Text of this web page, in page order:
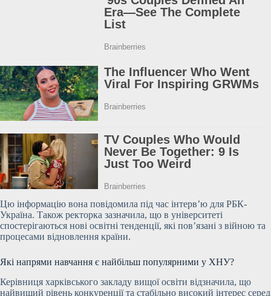
Цю інформацію вона повідомила під час інтерв’ю для РБК-
Україна. Також ректорка зазначила, що в університеті
спостерігаються нові освітні тенденції, які пов’язані з війною та
процесами відновлення країни.
Які напрями навчання є найбільш популярними у ХНУ?
Керівниця харківського закладу вищої освіти відзначила, що
найвищий рівень конкуренції та стабільно високий інтерес серед